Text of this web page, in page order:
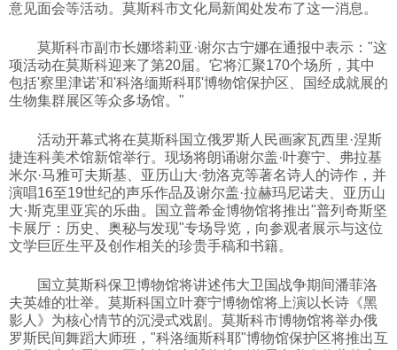
经济
科技
社会
文化
历史
体育
意见面会等活动。莫斯科市文化局新闻处发布了这一消息。
莫斯科市副市长娜塔莉亚·谢尔古宁娜在通报中表示："这
项活动在莫斯科迎来了第20届。它将汇聚170个场所，其中
包括'察里津诺'和'科洛缅斯科耶'博物馆保护区、国经成就展的
生物集群展区等众多场馆。"
活动开幕式将在莫斯科国立俄罗斯人民画家瓦西里·涅斯
捷连科美术馆新馆举行。现场将朗诵谢尔盖·叶赛宁、弗拉基
米尔·马雅可夫斯基、亚历山大·勃洛克等著名诗人的诗作，并
演唱16至19世纪的声乐作品及谢尔盖·拉赫玛尼诺夫、亚历山
大·斯克里亚宾的乐曲。国立普希金博物馆将推出"普列奇斯坚
卡展厅：历史、奥秘与发现"专场导览，向参观者展示与这位
文学巨匠生平及创作相关的珍贵手稿和书籍。
国立莫斯科保卫博物馆将讲述伟大卫国战争期间潘菲洛
夫英雄的壮举。莫斯科国立叶赛宁博物馆将上演以长诗《黑
影人》为核心情节的沉浸式戏剧。莫斯科市博物馆将举办俄
罗斯民间舞蹈大师班，"科洛缅斯科耶"博物馆保护区将推出互